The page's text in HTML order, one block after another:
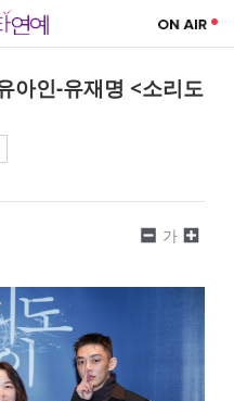
아인-유재명 <소리도
가